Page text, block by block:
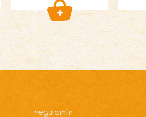
regulamin